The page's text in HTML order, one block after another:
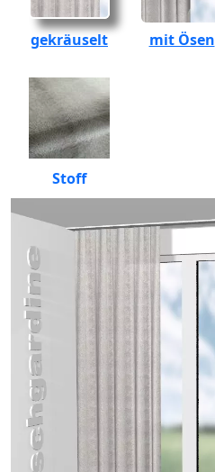
gekräuselt mit Ösen
Stoff